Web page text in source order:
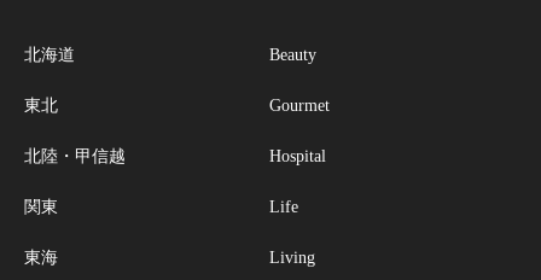
北海道
東北
北陸・甲信越
関東
東海
Beauty
Gourmet
Hospital
Life
Living